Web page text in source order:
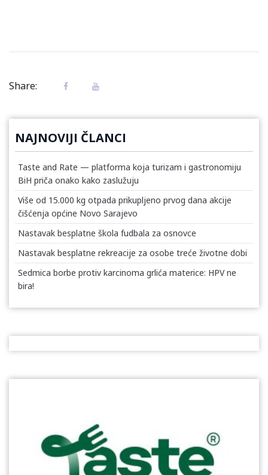
Share:
NAJNOVIJI ČLANCI
Taste and Rate — platforma koja turizam i gastronomiju
BiH priča onako kako zaslužuju
Više od 15.000 kg otpada prikupljeno prvog dana akcije
čišćenja općine Novo Sarajevo
Nastavak besplatne škola fudbala za osnovce
Nastavak besplatne rekreacije za osobe treće životne dobi
Sedmica borbe protiv karcinoma grlića materice: HPV ne
bira!